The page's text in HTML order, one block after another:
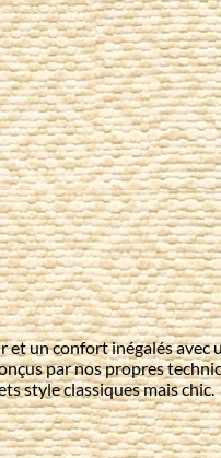
et un confort inégalés avec
par nos propres
style classiques mais chic.